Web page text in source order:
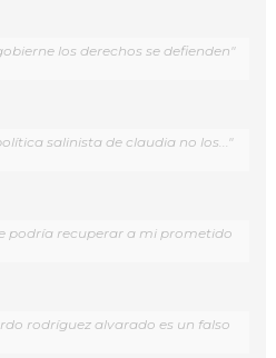
los derechos se defienden"
salinista de claudia no los..."
podría recuperar a mi prometido
rodríguez alvarado es un falso